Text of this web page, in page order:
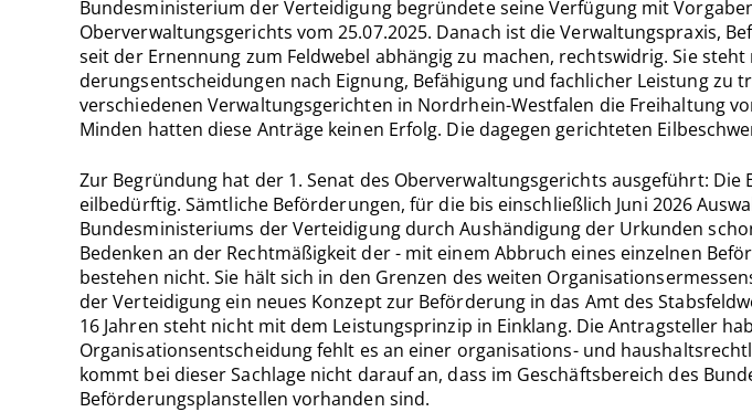
Bundesministerium der Verteidi­gung begründete seine Verfügung mit
Oberverwaltungsgerichts vom 25.07.2025. Danach ist die Ver­waltungspraxis,
seit der Ernennung zum Feldwebel abhängig zu machen, rechtswidrig. Sie
derungsentscheidungen nach Eignung, Befähigung und fachlicher Leistung zu
verschiedenen Verwal­tungsgerichten in Nordrhein-Westfalen die Freihaltung
Minden hatten diese Anträge keinen Erfolg. Die dagegen gerichteten
Zur Begründung hat der 1. Senat des Oberverwaltungsgerichts ausgeführt:
eilbedürftig. Sämt­liche Beförderungen, für die bis einschließlich Juni 2026
Bundesministeriums der Verteidigung durch Aushändigung der Urkunden
Bedenken an der Rechtmäßigkeit der - mit einem Abbruch ei­nes einzelnen
bestehen nicht. Sie hält sich in den Grenzen des weiten
der Verteidigung ein neues Konzept zur Beförderung in das Amt des
16 Jah­ren steht nicht mit dem Leistungsprinzip in Einklang. Die Antragsteller
Organisationsent­scheidung fehlt es an einer organisations- und
kommt bei dieser Sachlage nicht darauf an, dass im Geschäftsbereich des
Beförderungsplanstellen vorhanden sind.